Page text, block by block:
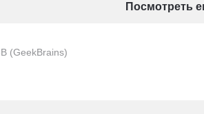
(GeekBrains)
Посмотреть